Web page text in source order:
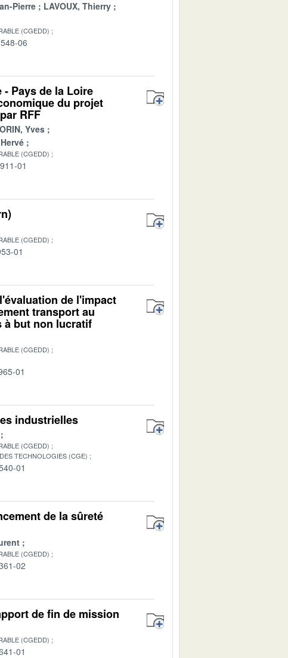
Pierre
LAVOUX, Thierry
(CGEDD)
06
Pays de la Loire
du projet
RFF
Yves
(CGEDD)
01
(CGEDD)
01
de l'impact
transport au
à but non lucratif
(CGEDD)
01
industrielles
(CGEDD)
TECHNOLOGIES (CGE)
01
de la sûreté
(CGEDD)
02
de fin de mission
(CGEDD)
01